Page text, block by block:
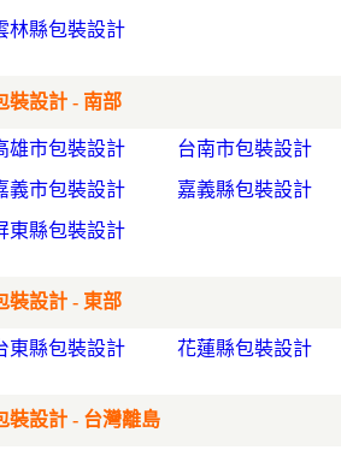
林縣包裝設計
裝設計 - 南部
雄市包裝設計
台南市包裝設計
義市包裝設計
嘉義縣包裝設計
東縣包裝設計
裝設計 - 東部
東縣包裝設計 花蓮縣包裝設計
裝設計 - 台灣離島